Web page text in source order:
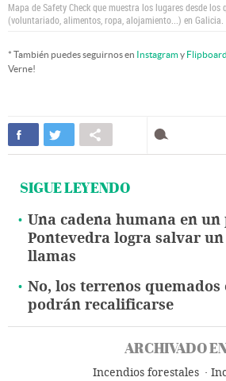
Mapa de Safety Check que muestra los lugares desde los
(voluntariado, alimentos, ropa, alojamiento...) en Galicia.
* También puedes seguirnos en Instagramy Flipboard
Verne!
SIGUE LEYENDO
Una cadena humana en un
Pontevedra logra salvar un
llamas
No, los terrenos quemados
podrán recalificarse
ARCHIVADO
Incendios forestales